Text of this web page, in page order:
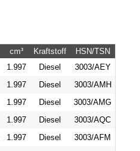
cm³ Kraftstoff
HSN/TSN
1.997 Diesel
3003/AEY
1.997 Diesel
3003/AMH
1.997 Diesel
3003/AMG
1.997 Diesel
3003/AQC
1.997 Diesel
3003/AFM